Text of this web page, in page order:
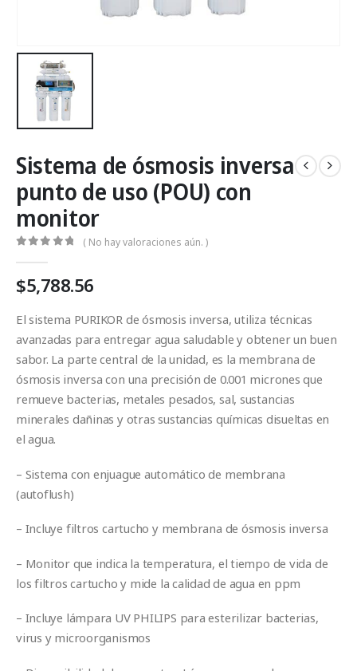
Sistema de ósmosis inversa
punto de uso (POU) con
monitor
( No hay valoraciones aún. )
$5,788.56
El sistema PURIKOR de ósmosis inversa, utiliza técnicas
avanzadas para entregar agua saludable y obtener un buen
sabor. La parte central de la unidad, es la membrana de
ósmosis inversa con una precisión de 0.001 micrones que
remueve bacterias, metales pesados, sal, sustancias
minerales dañinas y otras sustancias químicas disueltas en
el agua.
– Sistema con enjuague automático de membrana
(autoflush)
– Incluye filtros cartucho y membrana de ósmosis inversa
– Monitor que indica la temperatura, el tiempo de vida de
los filtros cartucho y mide la calidad de agua en ppm
– Incluye lámpara UV PHILIPS para esterilizar bacterias,
virus y microorganismos